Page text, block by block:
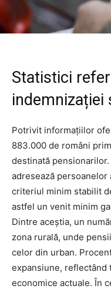
Statistici
indemnizației
Potrivit informațiilor
883.000 de români
destinată
adresează
criteriul minim stabilit
astfel un venit minim
Dintre aceștia, un
zona rurală, unde
celor din urban.
expansiune,
economice actuale. În